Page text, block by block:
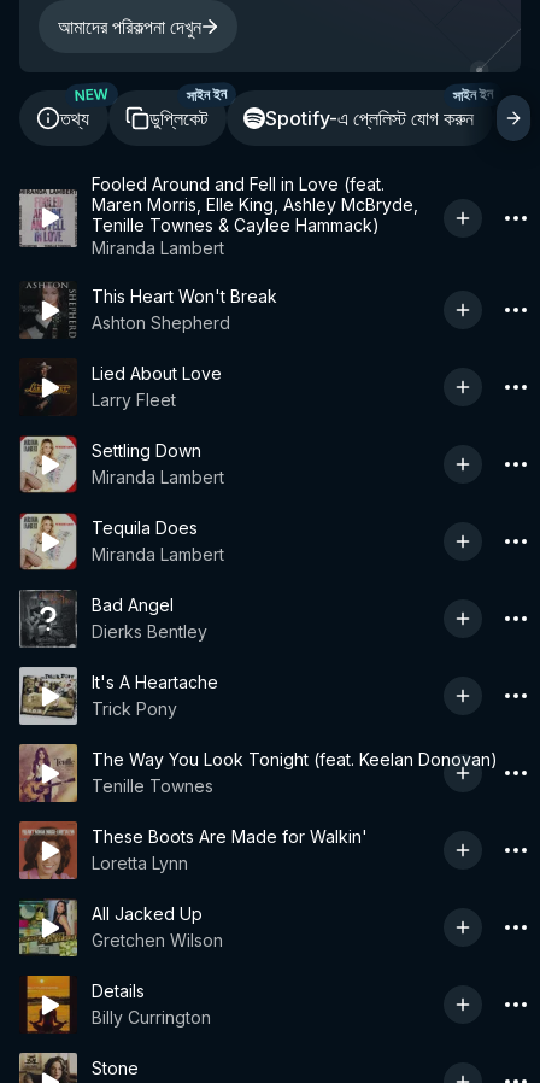
আমাদের পরিকল্পনা দেখুন
তথ্য
NEW
ডুপ্লিকেট
সাইন ইন
Spotify-এ প্লেলিস্ট যোগ করুন
সাইন ইন
Fooled Around and Fell in Love (feat.
Maren Morris, Elle King, Ashley McBryde,
Tenille Townes & Caylee Hammack)
Miranda Lambert
This Heart Won't Break
Ashton Shepherd
Lied About Love
Larry Fleet
Settling Down
Miranda Lambert
Tequila Does
Miranda Lambert
Bad Angel
Dierks Bentley
It's A Heartache
Trick Pony
The Way You Look Tonight (feat. Keelan Donovan)
Tenille Townes
These Boots Are Made for Walkin'
Loretta Lynn
All Jacked Up
Gretchen Wilson
Details
Billy Currington
Stone